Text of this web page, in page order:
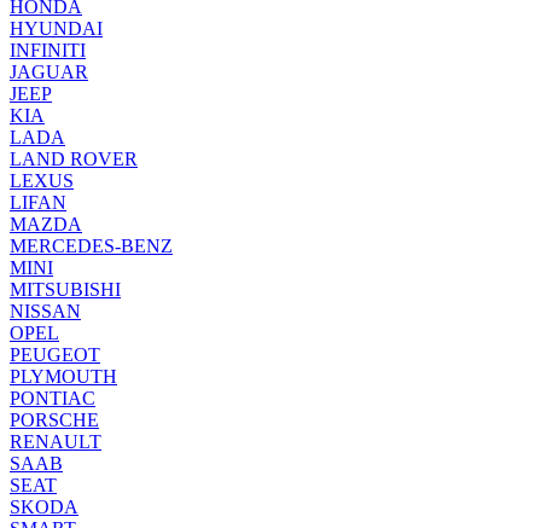
HONDA
HYUNDAI
INFINITI
JAGUAR
JEEP
KIA
LADA
LAND ROVER
LEXUS
LIFAN
MAZDA
MERCEDES-BENZ
MINI
MITSUBISHI
NISSAN
OPEL
PEUGEOT
PLYMOUTH
PONTIAC
PORSCHE
RENAULT
SAAB
SEAT
SKODA